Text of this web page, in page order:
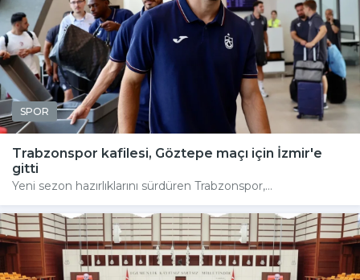
SPOR
Trabzonspor kafilesi, Göztepe maçı için İzmir'e
gitti
Yeni sezon hazırlıklarını sürdüren Trabzonspor,...